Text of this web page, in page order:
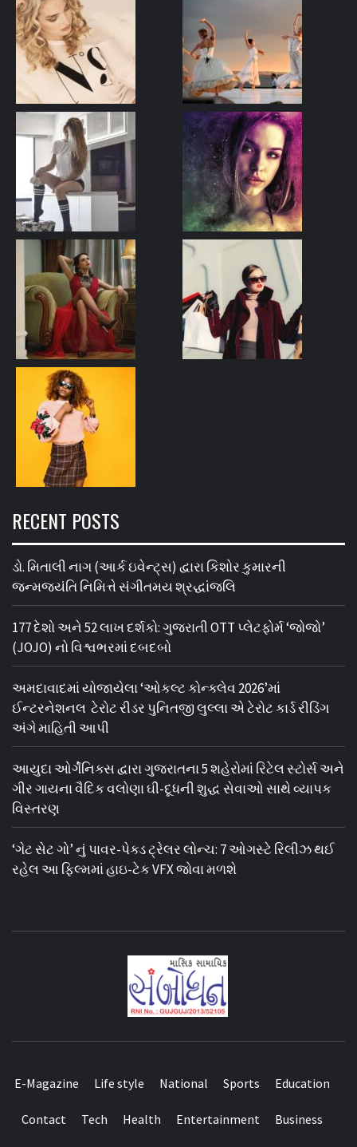
RECENT POSTS
ડો. મિતાલી નાગ (આર્ક ઇવેન્ટ્સ) દ્વારા કિશોર કુમારની
જન્મજયંતિ નિમિત્તે સંગીતમય શ્રદ્ધાંજલિ
177 દેશો અને 52 લાખ દર્શકો: ગુજરાતી OTT પ્લેટફોર્મ ‘જોજો’
(JOJO) નો વિશ્વભરમાં દબદબો
અમદાવાદમાં યોજાયેલા ‘ઓકલ્ટ કોન્ક્લેવ 2026’માં
ઈન્ટરનેશનલ ટેરોટ રીડર પુનિતજી લુલ્લા એ ટેરોટ કાર્ડ રીડિંગ
અંગે માહિતી આપી
આયુદા ઓર્ગેનિક્સ દ્વારા ગુજરાતના 5 શહેરોમાં રિટેલ સ્ટોર્સ અને
ગીર ગાયના વૈદિક વલોણા ઘી-દૂધની શુદ્ધ સેવાઓ સાથે વ્યાપક
વિસ્તરણ
‘ગેટ સેટ ગો’ નું પાવર-પેક્ડ ટ્રેલર લોન્ચ: 7 ઓગસ્ટે રિલીઝ થઈ
રહેલ આ ફિલ્મમાં હાઇ-ટેક VFX જોવા મળશે
E-Magazine Life style National Sports Education
Contact Tech Health Entertainment Business